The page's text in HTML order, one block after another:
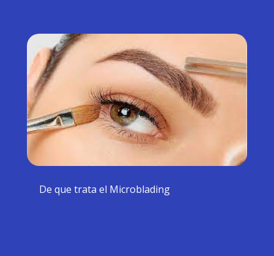
De que trata el Microblading